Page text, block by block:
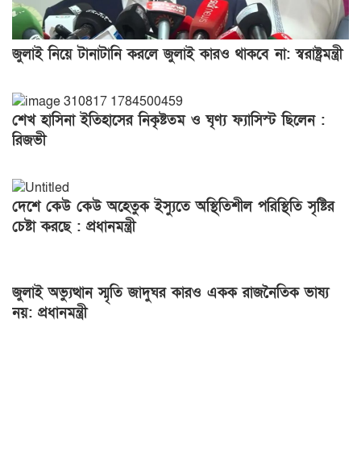
জুলাই নিয়ে টানাটানি করলে জুলাই কারও থাকবে না: স্বরাষ্ট্রমন্ত্রী
শেখ হাসিনা ইতিহাসের নিকৃষ্টতম ও ঘৃণ্য ফ্যাসিস্ট ছিলেন :
রিজভী
দেশে কেউ কেউ অহেতুক ইস্যুতে অস্থিতিশীল পরিস্থিতি সৃষ্টির
চেষ্টা করছে : প্রধানমন্ত্রী
জুলাই অভ্যুত্থান স্মৃতি জাদুঘর কারও একক রাজনৈতিক ভাষ্য
নয়: প্রধানমন্ত্রী